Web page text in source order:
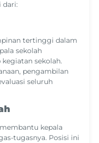
dari:
tertinggi dalam
sekolah
sekolah.
pengambilan
seluruh
kepala
tugasnya. Posisi ini